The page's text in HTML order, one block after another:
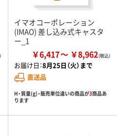
イマオコーポレーション
(IMAO) 差し込み式キャスタ
ー_1
￥6,417 ￥8,962
お届け日：8月25日（火）まで
直送品
H・質量(g)・販売単位違いの商品が3商品あ
ります